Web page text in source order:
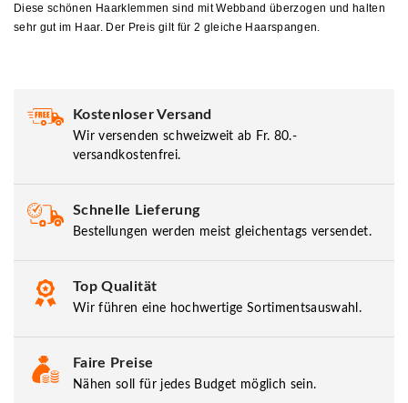
Diese schönen Haarklemmen sind mit Webband überzogen und halten
sehr gut im Haar. Der Preis gilt für 2 gleiche Haarspangen.
Kostenloser Versand
Wir versenden schweizweit ab Fr. 80.-
versandkostenfrei.
Schnelle Lieferung
Bestellungen werden meist gleichentags versendet.
Top Qualität
Wir führen eine hochwertige Sortimentsauswahl.
Faire Preise
Nähen soll für jedes Budget möglich sein.